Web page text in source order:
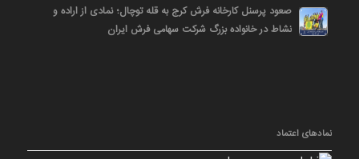
صعود پرسنل کارخانه فرش کرج به قله توچال؛ نمادی از اراده و
نشاط در خانواده بزرگ شرکت سهامی فرش ایران
نمادهای اعتماد